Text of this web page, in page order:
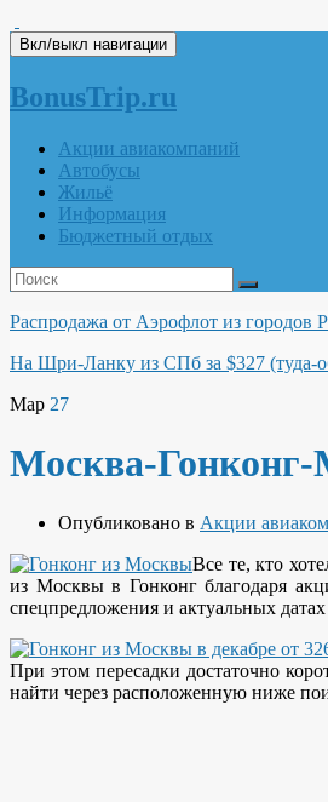
Вкл/выкл навигации
BonusTrip.ru
Акции авиакомпаний
Автобусы
Жильё
Информация
Бюджетный отдых
Распродажа от Аэрофлот из городов
На Шри-Ланку из СПб за $327 (туда-
Мар 27
Москва-Гонконг-
Опубликовано в Акции
Все те, кто
из Москвы в Гонконг благодаря
спецпредложения и актуальных
При этом пересадки достаточно
найти через расположенную ниже